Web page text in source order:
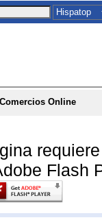
Online
Flash